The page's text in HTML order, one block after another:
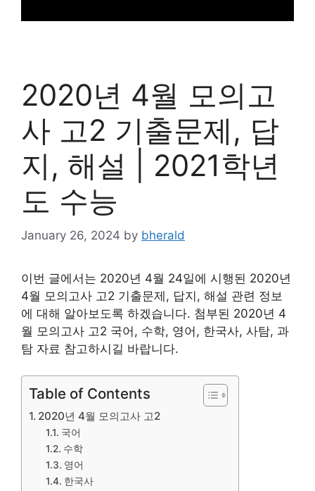
2020년 4월 모의고
사 고2 기출문제, 답
지, 해설 | 2021학년
도 수능
January 26, 2024 by bherald
이번 글에서는 2020년 4월 24일에 시행된 2020년
4월 모의고사 고2 기출문제, 답지, 해설 관련 정보
에 대해 알아보도록 하겠습니다. 첨부된 2020년 4
월 모의고사 고2 국어, 수학, 영어, 한국사, 사탐, 과
탐 자료 참고하시길 바랍니다.
Table of Contents
2020년 4월 모의고사 고2
국어
수학
영어
한국사